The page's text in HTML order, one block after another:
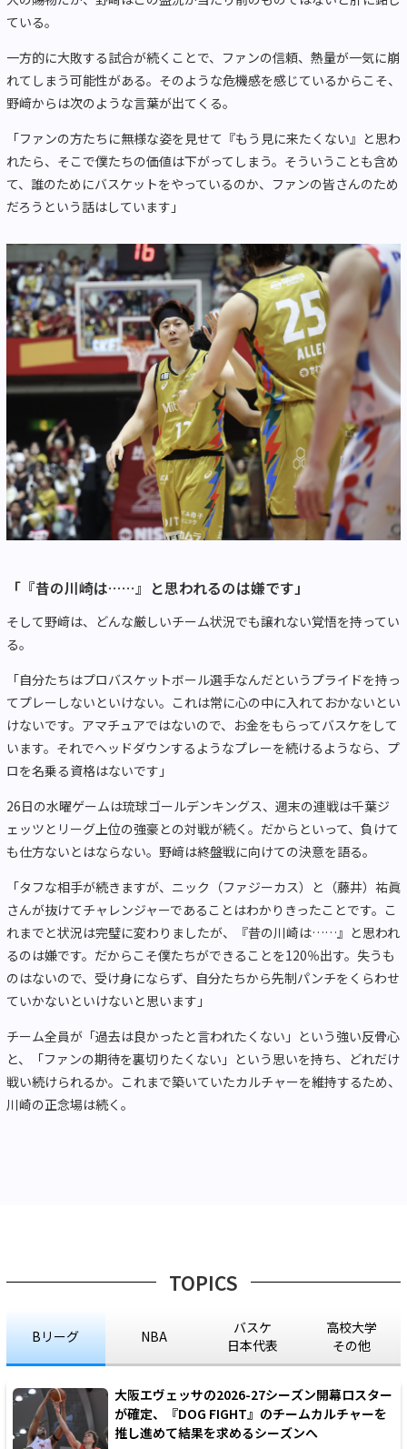
ている。
一方的に大敗する試合が続くことで、ファンの信頼、熱量が一気に崩
れてしまう可能性がある。そのような危機感を感じているからこそ、
野﨑からは次のような言葉が出てくる。
「ファンの方たちに無様な姿を見せて『もう見に来たくない』と思わ
れたら、そこで僕たちの価値は下がってしまう。そういうことも含め
て、誰のためにバスケットをやっているのか、ファンの皆さんのため
だろうという話はしています」
「『昔の川崎は……』と思われるのは嫌です」
そして野﨑は、どんな厳しいチーム状況でも譲れない覚悟を持ってい
る。
「自分たちはプロバスケットボール選手なんだというプライドを持っ
てプレーしないといけない。これは常に心の中に入れておかないとい
けないです。アマチュアではないので、お金をもらってバスケをして
います。それでヘッドダウンするようなプレーを続けるようなら、プ
ロを名乗る資格はないです」
26日の水曜ゲームは琉球ゴールデンキングス、週末の連戦は千葉ジ
ェッツとリーグ上位の強豪との対戦が続く。だからといって、負けて
も仕方ないとはならない。野﨑は終盤戦に向けての決意を語る。
「タフな相手が続きますが、ニック（ファジーカス）と（藤井）祐眞
さんが抜けてチャレンジャーであることはわかりきったことです。こ
れまでと状況は完璧に変わりましたが、『昔の川崎は……』と思われ
るのは嫌です。だからこそ僕たちができることを120％出す。失うも
のはないので、受け身にならず、自分たちから先制パンチをくらわせ
ていかないといけないと思います」
チーム全員が「過去は良かったと言われたくない」という強い反骨心
と、「ファンの期待を裏切りたくない」という思いを持ち、どれだけ
戦い続けられるか。これまで築いていたカルチャーを維持するため、
川崎の正念場は続く。
TOPICS
Bリーグ NBA
バスケ
日本代表
高校大学
その他
大阪エヴェッサの2026-27シーズン開幕ロスター
が確定、『DOG FIGHT』のチームカルチャーを
推し進めて結果を求めるシーズンへ